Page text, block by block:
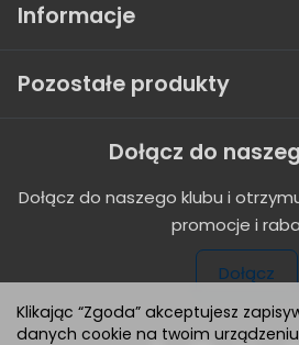
Informacje
Pozostałe produkty
Dołącz do
Dołącz do naszego klubu i
promocje i
Dołącz
Klikając “Zgoda” akceptujesz
danych cookie na twoim